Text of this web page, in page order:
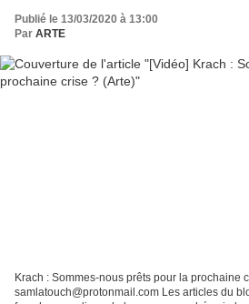
Publié le 13/03/2020 à 13:00
Par ARTE
Krach : Sommes-nous prêts pour la prochaine
samlatouch@protonmail.com Les articles du